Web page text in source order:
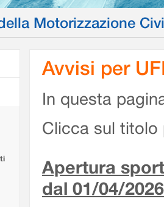
Motorizzazione
Avvisi per
In questa
Clicca sul titolo
Apertura
dal 01/04/2026